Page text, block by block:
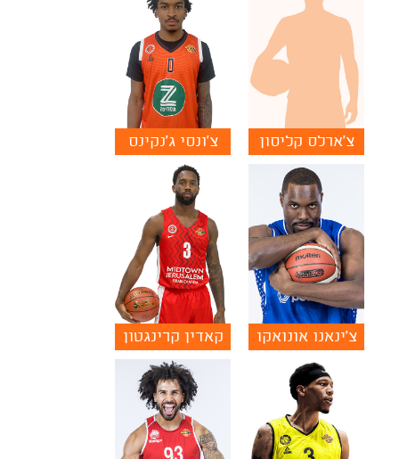
צ'ארלס קליסון צ'ונסי ג'נקינס
צ'ינאנו אונואקו קאדין קרינגטון